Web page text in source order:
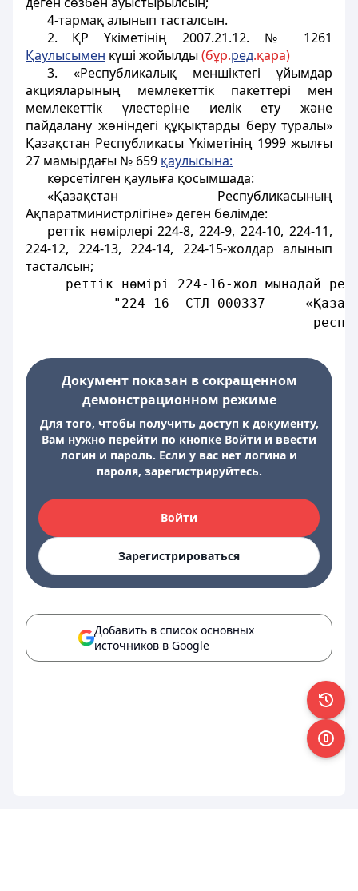
4-тармақ алынып тасталсын.
2. ҚР Үкіметінің 2007.21.12. № 1261
Қаулысымен күші жойылды(бұр.ред.қара)
3. «Республикалық меншiктегi ұйымдар
акцияларының мемлекеттік пакеттерi мен
мемлекеттік үлестерiне иелiк ету және
пайдалану жөніндегі құқықтарды беру туралы»
Қазақстан Республикасы Үкіметінiң 1999 жылғы
27 мамырдағы № 659 қаулысына:
көрсетiлген қаулыға қосымшада:
«Қазақстан Республикасының
Ақпаратминистрлігіне» деген бөлiмде:
реттiк нөмiрлерi 224-8, 224-9, 224-10, 224-11,
224-12, 224-13, 224-14, 224-15-жолдар алынып
тасталсын;
реттiк нөмiрi 224-16-жол мынадай
"224-16  СТЛ-000337
Документ показан в сокращенном
демонстрационном режиме
Для того, чтобы получить доступ к документу,
Вам нужно перейти по кнопке Войти и ввести
логин и пароль. Если у вас нет логина и
пароля, зарегистрируйтесь.
Войти
Зарегистрироваться
Добавить в список основных
источников в Google